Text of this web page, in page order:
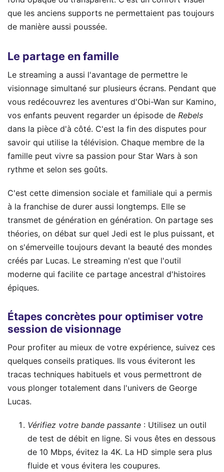
que les anciens supports ne permettaient pas toujours
de manière aussi poussée.
Le partage en famille
Le streaming a aussi l'avantage de permettre le
visionnage simultané sur plusieurs écrans. Pendant que
vous redécouvrez les aventures d'Obi-Wan sur Kamino,
vos enfants peuvent regarder un épisode de Rebels
dans la pièce d'à côté. C'est la fin des disputes pour
savoir qui utilise la télévision. Chaque membre de la
famille peut vivre sa passion pour Star Wars à son
rythme et selon ses goûts.
C'est cette dimension sociale et familiale qui a permis
à la franchise de durer aussi longtemps. Elle se
transmet de génération en génération. On partage ses
théories, on débat sur quel Jedi est le plus puissant, et
on s'émerveille toujours devant la beauté des mondes
créés par Lucas. Le streaming n'est que l'outil
moderne qui facilite ce partage ancestral d'histoires
épiques.
Étapes concrètes pour optimiser votre
session de visionnage
Pour profiter au mieux de votre expérience, suivez ces
quelques conseils pratiques. Ils vous éviteront les
tracas techniques habituels et vous permettront de
vous plonger totalement dans l'univers de George
Lucas.
Vérifiez votre bande passante : Utilisez un outil
de test de débit en ligne. Si vous êtes en dessous
de 10 Mbps, évitez la 4K. La HD simple sera plus
fluide et vous évitera les coupures.